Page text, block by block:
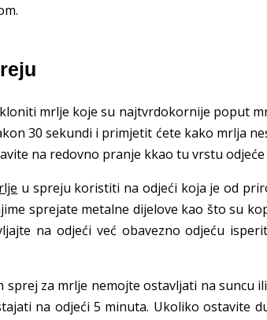
mrlje koje su najtvrdokornije poput
30 sekundi i primjetit ćete kako mrlja
na redovno pranje kkao tu vrstu
u spreju koristiti na odjeći koja je od
sprejate metalne dijelove kao što su
na odjeći već obavezno odjeću
sprej za mrlje nemojte ostavljati na suncu
na odjeći 5 minuta. Ukoliko ostavite